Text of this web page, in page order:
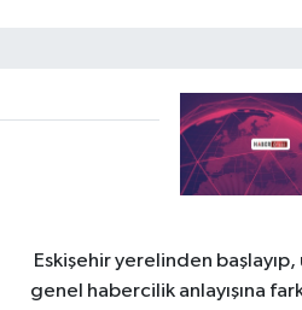
Eskişehir yerelinden
genel habercilik anlayışına